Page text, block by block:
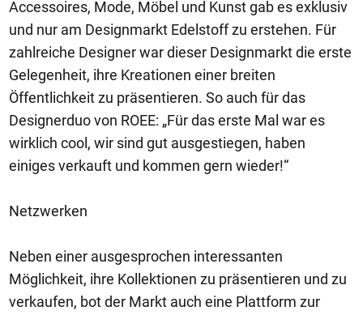
Accessoires, Mode, Möbel und Kunst gab es exklusiv
und nur am Designmarkt Edelstoff zu erstehen. Für
zahlreiche Designer war dieser Designmarkt die erste
Gelegenheit, ihre Kreationen einer breiten
Öffentlichkeit zu präsentieren. So auch für das
Designerduo von ROEE: „Für das erste Mal war es
wirklich cool, wir sind gut ausgestiegen, haben
einiges verkauft und kommen gern wieder!“
Netzwerken
Neben einer ausgesprochen interessanten
Möglichkeit, ihre Kollektionen zu präsentieren und zu
verkaufen, bot der Markt auch eine Plattform zur